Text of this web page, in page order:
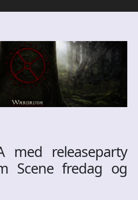
med releaseparty
Scene fredag og